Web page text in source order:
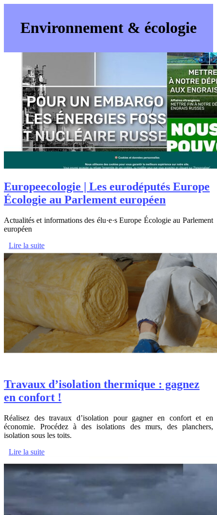
Environnement & écologie
Europeecolo­gie | Les eurodéputés Europe
Écologie au Parlement européen
Actualités et informations des élu·e·s Europe Écologie au Parlement
européen
Lire la suite
Travaux d’isolation thermique : gagnez
en confort !
Réalisez des travaux d’isolation pour gagner en confort et en
économie. Procédez à des isolations des murs, des planchers,
isolation sous les toits.
Lire la suite